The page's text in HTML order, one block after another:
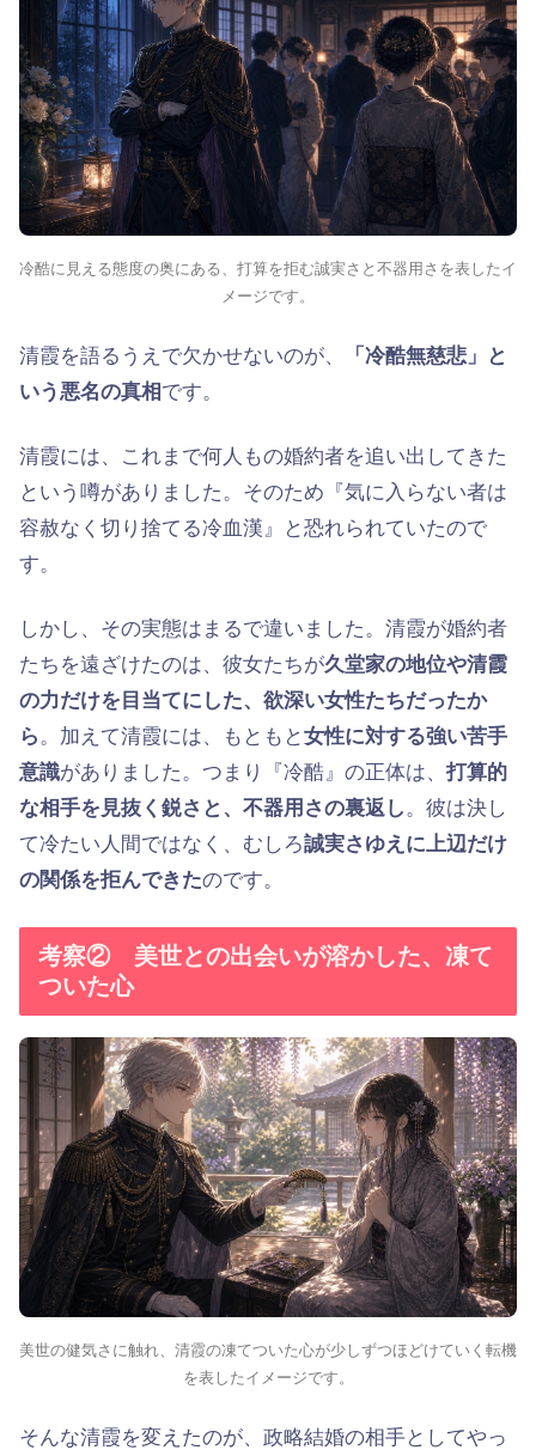
冷酷に見える態度の奥にある、打算を拒む誠実さと不器用さを表したイ
メージです。
清霞を語るうえで欠かせないのが、
「冷酷無慈悲」と
いう悪名の真相です。
清霞には、これまで何人もの婚約者を追い出してきた
という噂がありました。そのため『気に入らない者は
容赦なく切り捨てる冷血漢』と恐れられていたので
す。
しかし、その実態はまるで違いました。清霞が婚約者
たちを遠ざけたのは、彼女たちが久堂家の地位や清霞
の力だけを目当てにした、欲深い女性たちだったか
ら 。加えて清霞には、もともと女性に対する強い苦手
意識がありました。つまり『冷酷』の正体は、 打算的
な相手を見抜く鋭さと、不器用さの裏返し 。彼は決し
て冷たい人間ではなく、むしろ誠実さゆえに上辺だけ
の関係を拒んできたのです。
考察② 美世との出会いが溶かした、凍て
ついた心
美世の健気さに触れ、清霞の凍てついた心が少しずつほどけていく転機
を表したイメージです。
そんな清霞を変えたのが、政略結婚の相手としてやっ